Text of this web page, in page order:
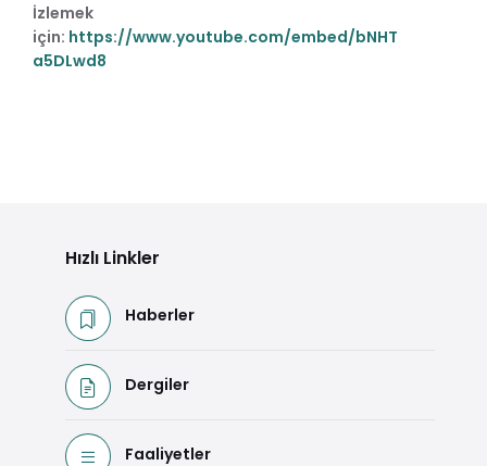
İzlemek
için: https://www.youtube.com/embed/bNHT
a5DLwd8
Hızlı Linkler
Haberler
Dergiler
Faaliyetler